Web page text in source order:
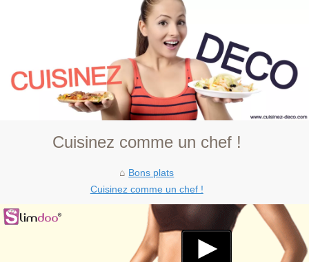
Cuisinez comme un chef !
Bons plats
Cuisinez comme un chef !